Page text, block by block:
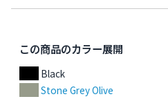
この商品のカラー展開
Black
Stone Grey Olive